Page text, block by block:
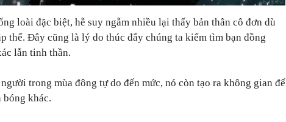
loài đặc biệt, hễ suy ngẫm nhiều lại thấy bản thân cô đơn dù
thể. Đây cũng là lý do thúc đẩy chúng ta kiếm tìm bạn đồng
lẫn tinh thần.
trong mùa đông tự do đến mức, nó còn tạo ra không gian để
bóng khác.